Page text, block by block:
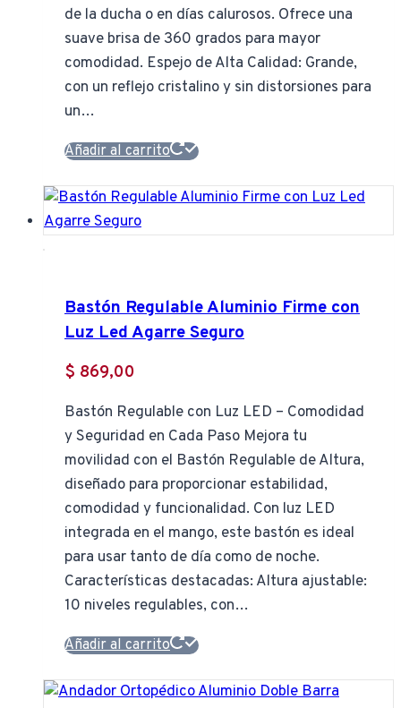
de la ducha o en días calurosos. Ofrece una
suave brisa de 360 grados para mayor
comodidad. Espejo de Alta Calidad: Grande,
con un reflejo cristalino y sin distorsiones para
un…
Añadir al carrito
Bastón Regulable Aluminio Firme con
Luz Led Agarre Seguro
$ 869,00
Bastón Regulable con Luz LED – Comodidad
y Seguridad en Cada Paso Mejora tu
movilidad con el Bastón Regulable de Altura,
diseñado para proporcionar estabilidad,
comodidad y funcionalidad. Con luz LED
integrada en el mango, este bastón es ideal
para usar tanto de día como de noche.
Características destacadas: Altura ajustable:
10 niveles regulables, con…
Añadir al carrito